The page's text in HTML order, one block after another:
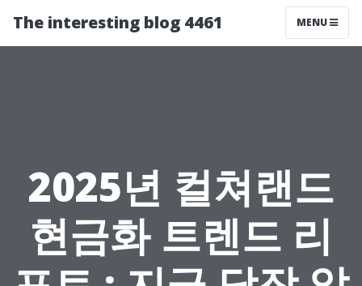
The interesting blog 4461 MENU
2025년 컬쳐랜드
현금화 트렌드 리